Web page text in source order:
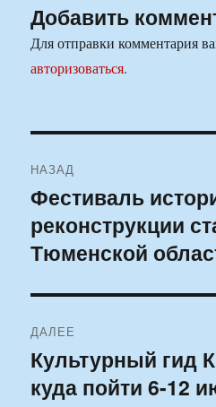
Добавить
Для отправки комментария
авторизоваться.
по
записям
НАЗАД
Предыдущая
запись:
Фестиваль
реконструкции
Тюменской
ДАЛЕЕ
Следующая
запись:
Культурный гид
куда пойти 6-12